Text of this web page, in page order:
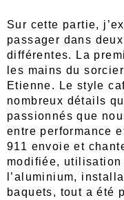
Sur cette partie,
passager dans
différentes. La
les mains du sorcier
Etienne. Le style
nombreux détails
passionnés que
entre performance
911 envoie et
modifiée,
l’aluminium,
baquets, tout a été